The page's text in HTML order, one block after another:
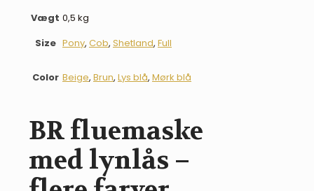
Vægt 0,5 kg
Size Pony, Cob, Shetland, Full
Color Beige, Brun, Lys blå, Mørk blå
BR fluemaske
med lynlås –